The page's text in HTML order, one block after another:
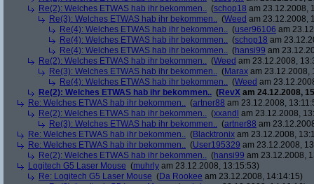
Re(2): Welches ETWAS hab ihr bekommen.. (schop18 am 23.12.2008,
Re(3): Welches ETWAS hab ihr bekommen.. (Weed am 23.12.2008,
Re(4): Welches ETWAS hab ihr bekommen.. (user96106 am
Re(4): Welches ETWAS hab ihr bekommen.. (schop18 am
Re(4): Welches ETWAS hab ihr bekommen.. (hansi99 am
Re(2): Welches ETWAS hab ihr bekommen.. (Weed am 23.12.2008,
Re(3): Welches ETWAS hab ihr bekommen.. (Marax am 23.12.2008,
Re(4): Welches ETWAS hab ihr bekommen.. (Weed am
Re(2): Welches ETWAS hab ihr bekommen.. (RevX am 24.12.2008,
Re: Welches ETWAS hab ihr bekommen.. (artner88 am 23.12.2008,
Re(2): Welches ETWAS hab ihr bekommen.. (xxandl am 23.12.2008,
Re(3): Welches ETWAS hab ihr bekommen.. (artner88 am
Re: Welches ETWAS hab ihr bekommen.. (Blacktronix am 23.12.2008,
Re: Welches ETWAS hab ihr bekommen.. (User195329 am 23.12.2008,
Re(2): Welches ETWAS hab ihr bekommen.. (hansi99 am 23.12.2008,
Logitech G5 Laser Mouse (muhrly am 23.12.2008, 13:15:53)
Re: Logitech G5 Laser Mouse (Da Rookee am 23.12.2008, 14:14:15)